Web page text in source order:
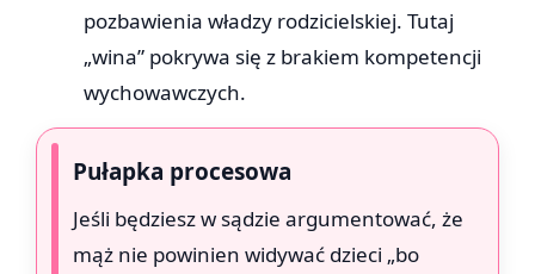
pozbawienia władzy rodzicielskiej. Tutaj
„wina” pokrywa się z brakiem kompetencji
wychowawczych.
Pułapka procesowa
Jeśli będziesz w sądzie argumentować, że
mąż nie powinien widywać dzieci „bo